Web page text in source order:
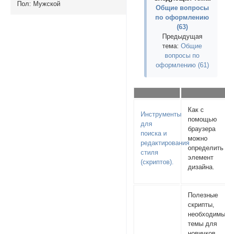
Пол: Мужской
Общие вопросы
по оформлению
(63)
Предыдущая
тема:Общие
вопросы по
оформлению (61)
Инструменты
для
поиска и
редактирования
стиля
(скриптов).
Как с
помощью
браузера
можно
определить
элемент
дизайна.
Полезные
скрипты,
темы для